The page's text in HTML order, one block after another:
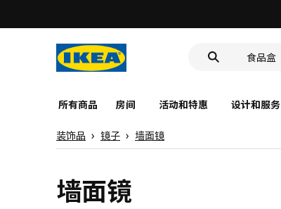
食品盒
所有商品 房间 活动和特惠 设计和服务
装饰品 镜子 墙面镜
墙面镜